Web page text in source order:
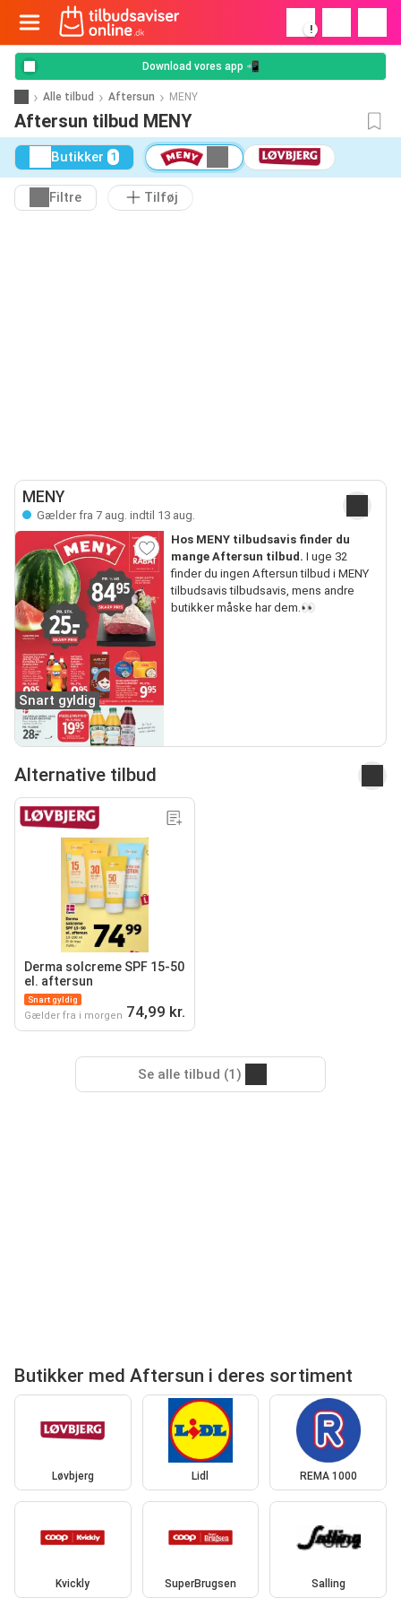
!
Download vores app 📲
Alle tilbud Aftersun MENY
Aftersun tilbud MENY
Butikker 1
Filtre Tilføj
MENY
Gælder fra 7 aug. indtil 13 aug.
Snart gyldig
Hos MENY tilbudsavis finder du
mange Aftersun tilbud. I uge 32
finder du ingen Aftersun tilbud i MENY
tilbudsavis tilbudsavis, mens andre
butikker måske har dem.👀
Alternative tilbud
Derma solcreme SPF 15-50
el. aftersun
Snart gyldig
Gælder fra i morgen 74,99 kr.
Se alle tilbud (1)
Butikker med Aftersun i deres sortiment
Løvbjerg Lidl REMA 1000
Kvickly SuperBrugsen Salling